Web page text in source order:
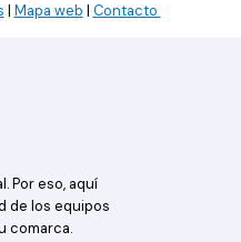
| Mapa web | Contacto
Por eso, aquí
de los equipos
comarca.